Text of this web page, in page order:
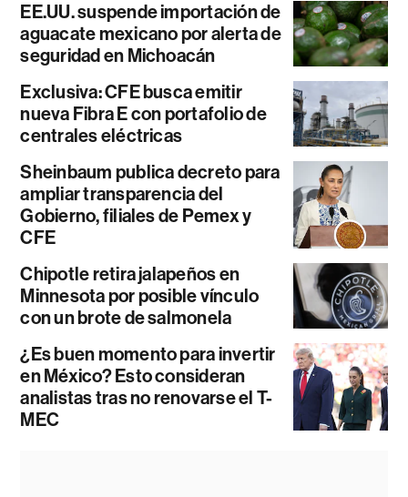
EE.UU. suspende importación de
aguacate mexicano por alerta de
seguridad en Michoacán
Exclusiva: CFE busca emitir
nueva Fibra E con portafolio de
centrales eléctricas
Sheinbaum publica decreto para
ampliar transparencia del
Gobierno, filiales de Pemex y
CFE
Chipotle retira jalapeños en
Minnesota por posible vínculo
con un brote de salmonela
¿Es buen momento para invertir
en México? Esto consideran
analistas tras no renovarse el T-
MEC